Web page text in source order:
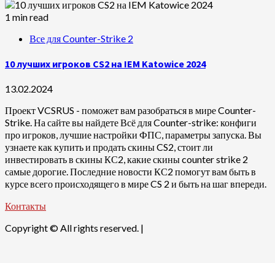
1 min read
Все для Counter-Strike 2
10 лучших игроков CS2 на IEM Katowice 2024
13.02.2024
Проект VCSRUS - поможет вам разобраться в мире Counter-
Strike. На сайте вы найдете Всё для Counter-strike: конфиги
про игроков, лучшие настройки ФПС, параметры запуска. Вы
узнаете как купить и продать скины CS2, стоит ли
инвестировать в скины КС2, какие скины counter strike 2
самые дорогие. Последние новости КС2 помогут вам быть в
курсе всего происходящего в мире CS 2 и быть на шаг впереди.
Контакты
Copyright © All rights reserved. |